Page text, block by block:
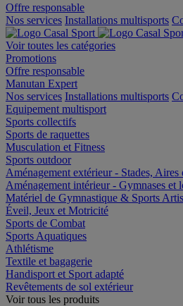
Offre responsable
Nos services Installations multisports
Voir toutes les catégories
Promotions
Offre responsable
Manutan Expert
Nos services Installations multisports
Equipement multisport
Sports collectifs
Sports de raquettes
Musculation et Fitness
Sports outdoor
Aménagement extérieur - Stades, Aires
Aménagement intérieur - Gymnases et
Matériel de Gymnastique & Sports
Éveil, Jeux et Motricité
Sports de Combat
Sports Aquatiques
Athlétisme
Textile et bagagerie
Handisport et Sport adapté
Revêtements de sol extérieur
Voir tous les produits